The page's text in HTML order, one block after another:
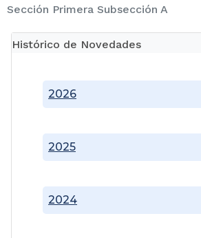
Sección Primera Subsección A
Histórico de Novedades
2024
2025
2026